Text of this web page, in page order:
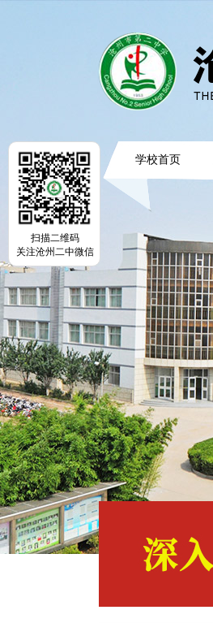
学校首页
扫描二维码
关注沧州二中微信